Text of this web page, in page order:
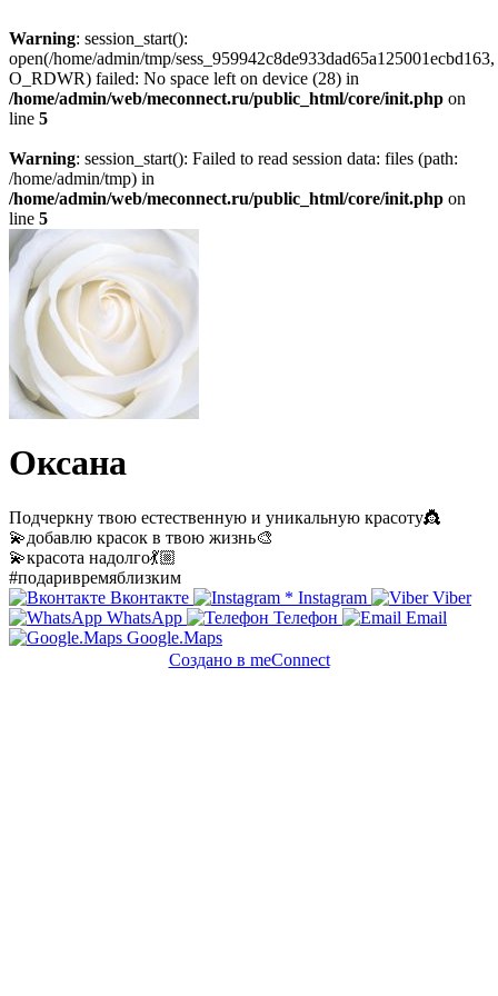
Warning: session_start():
open(/home/admin/tmp/sess_959942c8de933dad65a125001ecbd163,
O_RDWR) failed: No space left on device (28) in
/home/admin/web/meconnect.ru/public_html/core/init.php on
line 5
Warning: session_start(): Failed to read session data: files (path:
/home/admin/tmp) in
/home/admin/web/meconnect.ru/public_html/core/init.php on
line 5
Оксана
Подчеркну твою естественную и уникальную красоту👸
💫добавлю красок в твою жизнь🎨
💫красота надолго💃🏼
#подаривремяблизким
Вконтакте
* Instagram
Viber
WhatsApp
Телефон
Email
Google.Maps
Создано в meConnect